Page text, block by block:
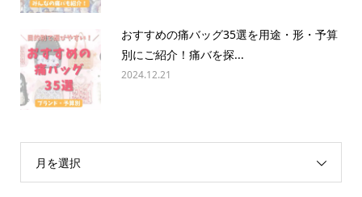
おすすめの痛バッグ35選を用途・形・予算
別にご紹介！痛バを探...
2024.12.21
月を選択